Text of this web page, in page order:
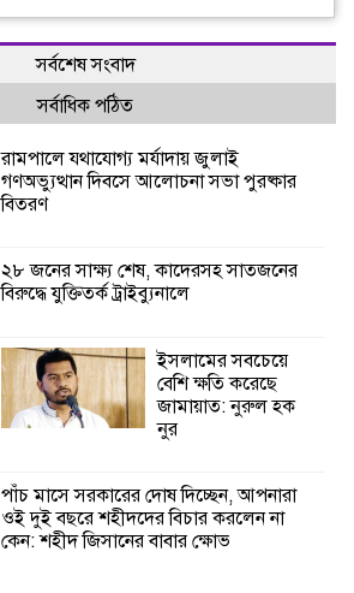
সর্বশেষ সংবাদ
সর্বাধিক পঠিত
রামপালে যথাযোগ্য মর্যাদায় জুলাই
গণঅভ্যুত্থান দিবসে আলোচনা সভা পুরষ্কার
বিতরণ
২৮ জনের সাক্ষ্য শেষ, কাদেরসহ সাতজনের
বিরুদ্ধে যুক্তিতর্ক ট্রাইব্যুনালে
ইসলামের সবচেয়ে
বেশি ক্ষতি করেছে
জামায়াত: নুরুল হক
নুর
পাঁচ মাসে সরকারের দোষ দিচ্ছেন, আপনারা
ওই দুই বছরে শহীদদের বিচার করলেন না
কেন: শহীদ জিসানের বাবার ক্ষোভ